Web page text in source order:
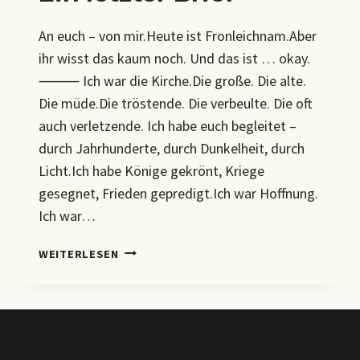
An euch – von mir.Heute ist Fronleichnam.Aber
ihr wisst das kaum noch. Und das ist … okay.
⸻ Ich war die Kirche.Die große. Die alte.
Die müde.Die tröstende. Die verbeulte. Die oft
auch verletzende. Ich habe euch begleitet –
durch Jahrhunderte, durch Dunkelheit, durch
Licht.Ich habe Könige gekrönt, Kriege
gesegnet, Frieden gepredigt.Ich war Hoffnung.
Ich war…
WEITERLESEN EIN